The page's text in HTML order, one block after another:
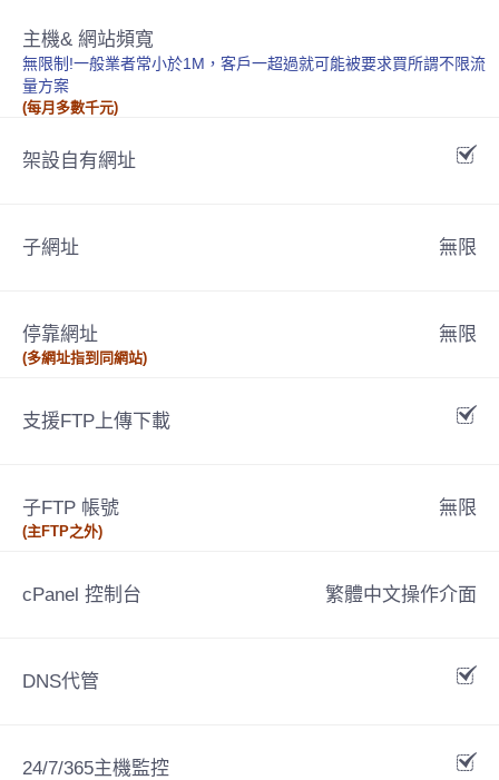
主機& 網站頻寬
無限制!一般業者常小於1M，客戶一超過就可能被要求買所謂不限流
量方案
(每月多數千元)
架設自有網址
子網址 無限
停靠網址
(多網址指到同網站)
無限
支援FTP上傳下載
子FTP 帳號
(主FTP之外)
無限
cPanel 控制台 繁體中文操作介面
DNS代管
24/7/365主機監控